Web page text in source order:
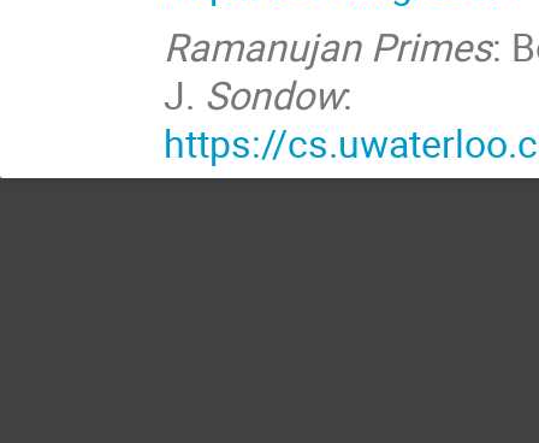
Ramanujan Primes:
J. Sondow:
https://